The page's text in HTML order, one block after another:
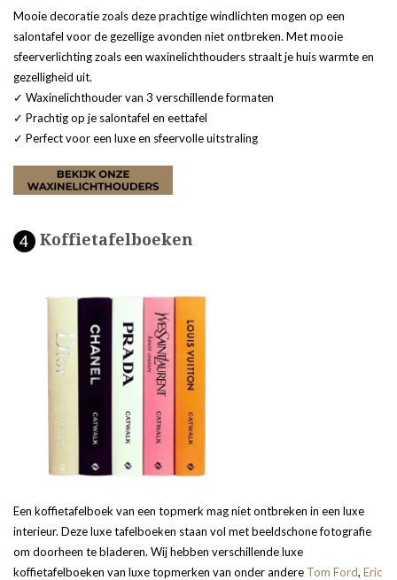
Mooie decoratie zoals deze prachtige windlichten mogen op een
salontafel voor de gezellige avonden niet ontbreken. Met mooie
sfeerverlichting zoals een waxinelichthouders straalt je huis warmte en
gezelligheid uit.
✓ Waxinelichthouder van 3 verschillende formaten
✓ Prachtig op je salontafel en eettafel
✓ Perfect voor een luxe en sfeervolle uitstraling
Koffietafelboeken
Een koffietafelboek van een topmerk mag niet ontbreken in een luxe
interieur. Deze luxe tafelboeken staan vol met beeldschone fotografie
om doorheen te bladeren. Wij hebben verschillende luxe
koffietafelboeken van luxe topmerken van onder andere Tom Ford, Eric